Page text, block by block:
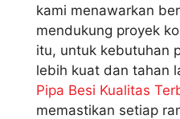
kami menawarkan
mendukung proyek
itu, untuk kebutuhan
lebih kuat dan tahan
Pipa Besi Kualitas
memastikan setiap